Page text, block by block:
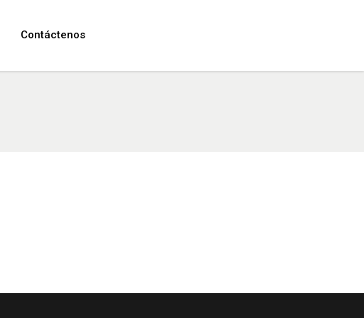
Contáctenos